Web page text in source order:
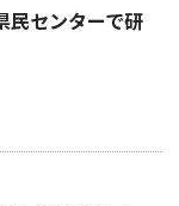
センターで研